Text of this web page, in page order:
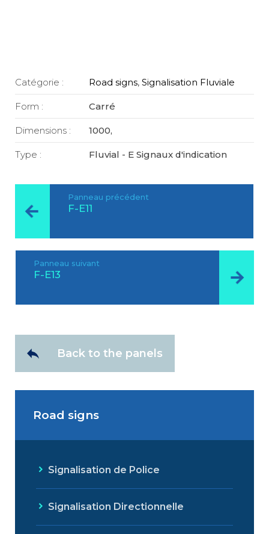
Catégorie : Road signs,Signalisation Fluviale
Form : Carré
Dimensions : 1000,
Type : Fluvial - E Signaux d'indication
Panneau précédent
F-E11
Panneau suivant
F-E13
Back to the panels
Road signs
Signalisation de Police
Signalisation Directionnelle